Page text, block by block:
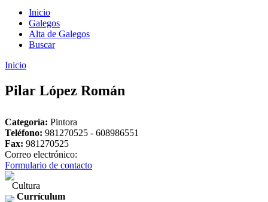
Inicio
Galegos
Alta de Galegos
Buscar
Inicio
Pilar López Román
Categoría: Pintora
Teléfono: 981270525 - 608986551
Fax: 981270525
Correo electrónico:
Formulario de contacto
Cultura
Currículum